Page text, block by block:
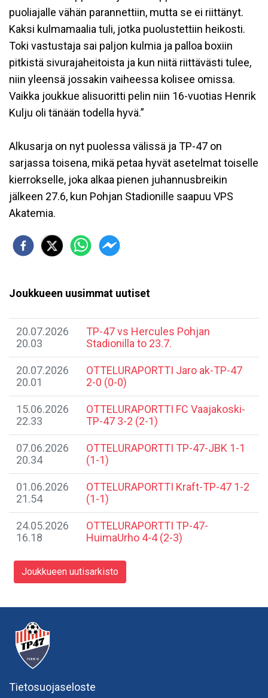
puoliajalle vähän parannettiin, mutta se ei riittänyt.
Kaksi kulmamaalia tuli, jotka puolustettiin heikosti.
Toki vastustaja sai paljon kulmia ja palloa boxiin
pitkistä sivurajaheitoista ja kun niitä riittävästi tulee,
niin yleensä jossakin vaiheessa kolisee omissa.
Vaikka joukkue alisuoritti pelin niin 16-vuotias Henrik
Kulju oli tänään todella hyvä.”
Alkusarja on nyt puolessa välissä ja TP-47 on
sarjassa toisena, mikä petaa hyvät asetelmat toiselle
kierrokselle, joka alkaa pienen juhannusbreikin
jälkeen 27.6, kun Pohjan Stadionille saapuu VPS
Akatemia.
Joukkueen uusimmat uutiset
20.07.2026
20.03
TP-47 vs Hercules Pohjan
Stadionilla to 23.7.
20.07.2026
20.01
​OTTELURAPORTTI Jaro ak-TP-47
2-0 (0-0)
15.06.2026
22.33
​OTTELURAPORTTI FC Vaajakoski-
TP-47 3-2 (2-1)
07.06.2026
20.34
​OTTELURAPORTTI TP-47-JBK 1-1
(1-1)
01.06.2026
21.54
OTTELURAPORTTI Kraft-TP-47 1-2
(1-1)
24.05.2026
16.18
​OTTELURAPORTTI TP-47-
HuimaUrho 4-4 (2-3)
Joukkueen uutisarkisto
Tietosuojaseloste